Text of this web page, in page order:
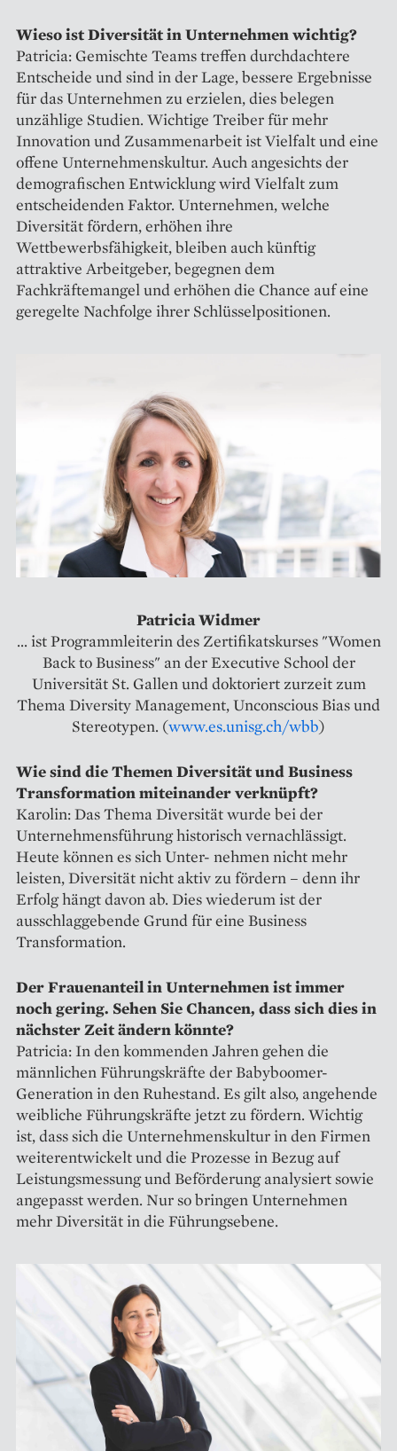
Wieso ist Diversität in Unternehmen wichtig?
Patricia: Gemischte Teams treffen durchdachtere
Entscheide und sind in der Lage, bessere Ergebnisse
für das Unternehmen zu erzielen, dies belegen
unzählige Studien. Wichtige Treiber für mehr
Innovation und Zusammenarbeit ist Vielfalt und eine
offene Unternehmenskultur. Auch angesichts der
demografischen Entwicklung wird Vielfalt zum
entscheidenden Faktor. Unternehmen, welche
Diversität fördern, erhöhen ihre
Wettbewerbsfähigkeit, bleiben auch künftig
attraktive Arbeitgeber, begegnen dem
Fachkräftemangel und erhöhen die Chance auf eine
geregelte Nachfolge ihrer Schlüsselpositionen.
Patricia Widmer
... ist Programmleiterin des Zertifikatskurses "Women
Back to Business" an der Executive School der
Universität St. Gallen und doktoriert zurzeit zum
Thema Diversity Management, Unconscious Bias und
Stereotypen. (www.es.unisg.ch/wbb)
Wie sind die Themen Diversität und Business
Transformation miteinander verknüpft?
Karolin: Das Thema Diversität wurde bei der
Unternehmensführung historisch vernachlässigt.
Heute können es sich Unter- nehmen nicht mehr
leisten, Diversität nicht aktiv zu fördern – denn ihr
Erfolg hängt davon ab. Dies wiederum ist der
ausschlaggebende Grund für eine Business
Transformation.
Der Frauenanteil in Unternehmen ist immer
noch gering. Sehen Sie Chancen, dass sich dies in
nächster Zeit ändern könnte?
Patricia: In den kommenden Jahren gehen die
männlichen Führungskräfte der Babyboomer-
Generation in den Ruhestand. Es gilt also, angehende
weibliche Führungskräfte jetzt zu fördern. Wichtig
ist, dass sich die Unternehmenskultur in den Firmen
weiterentwickelt und die Prozesse in Bezug auf
Leistungsmessung und Beförderung analysiert sowie
angepasst werden. Nur so bringen Unternehmen
mehr Diversität in die Führungsebene.